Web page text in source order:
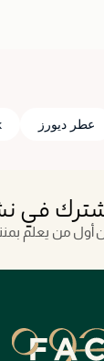
عطر ديورز
في
أول من يعلم